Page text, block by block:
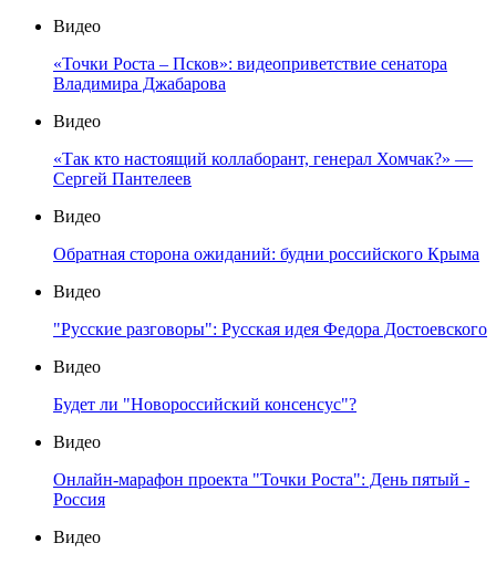
Видео
«Точки Роста – Псков»: видеоприветствие сенатора
Владимира Джабарова
Видео
«Так кто настоящий коллаборант, генерал Хомчак?» —
Сергей Пантелеев
Видео
Обратная сторона ожиданий: будни российского Крыма
Видео
"Русские разговоры": Русская идея Федора Достоевского
Видео
Будет ли "Новороссийский консенсус"?
Видео
Онлайн-марафон проекта "Точки Роста": День пятый -
Россия
Видео